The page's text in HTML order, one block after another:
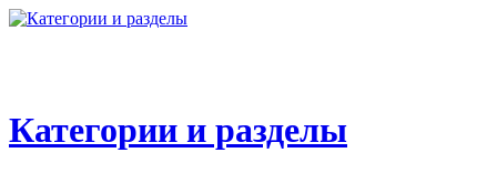
Категории и разделы